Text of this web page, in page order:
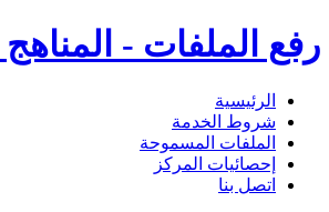
رفع الملفات - المناهج
الرئيسية
شروط الخدمة
الملفات المسموحة
إحصائيات المركز
اتصل بنا